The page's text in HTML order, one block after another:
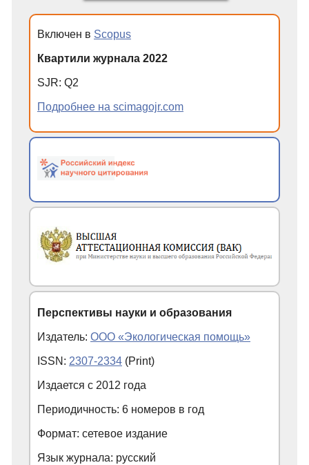
Включен в Scopus
Квартили журнала 2022
SJR: Q2
Подробнее на scimagojr.com
Перспективы науки и образования
Издатель: ООО «Экологическая помощь»
ISSN: 2307-2334 (Print)
Издается с 2012 года
Периодичность: 6 номеров в год
Формат: сетевое издание
Язык журнала: русский